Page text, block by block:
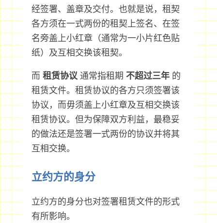
经签署、盖章及交付。也就是说，租契
各方须在一式两份的租契上签名、在签
名旁盖上小红章（通常为一小片红色贴
纸）及互相交换该租契。
而 租赁协议通常指租期 不超过三年的
租赁文件。租赁协议的各方只须签署该
协议，而毋须盖上小红章及互相交换该
租赁协议。但为保障双方利益，最稳妥
的做法还是签署一式两份的协议并将其
互相交换。
立约方的身分
立约方的身分也对签署租赁文件的形式
有所影响。